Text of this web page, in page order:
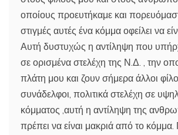
οποίους προευτήκαμε και
στιγμές αυτές ένα κόμμα οφείλει να
Αυτή δυστυχώς η αντίληψη που
σε ορισμένα στελέχη της Ν.Δ. , την
πλάτη μου και ζουν σήμερα άλλοι
συνάδελφοι, πολιτικά στελέχη σε
κόμματος ,αυτή η αντίληψη της
πρέπει να είναι μακριά από το